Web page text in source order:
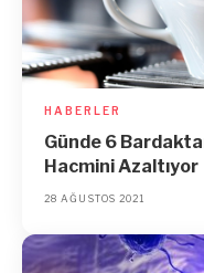
HABERLER
Günde 6
Hacmini Azaltıyor
28 AĞUSTOS 2021